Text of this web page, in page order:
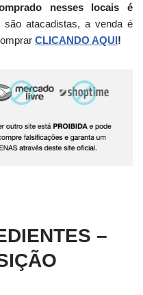
nesses locais é
são atacadistas, a venda é
CLICANDO AQUI!
–